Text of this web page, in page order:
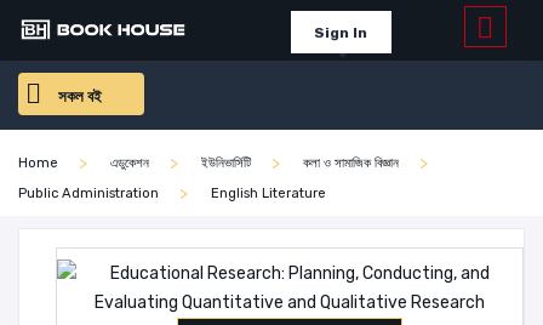
Sign In
সকল বই
Home এডুকেশন ইউনিভার্সিটি
কলা ও সামাজিক বিজ্ঞান
Public Administration
English Literature